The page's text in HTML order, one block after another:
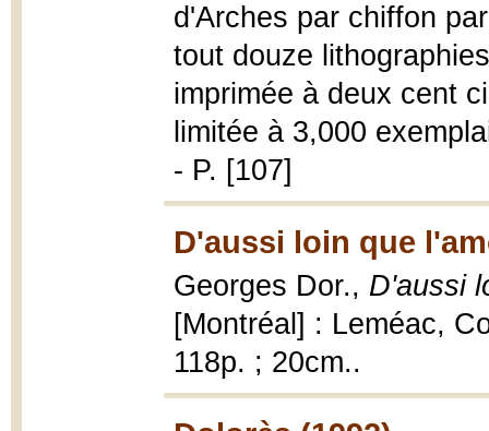
d'Arches par chiffon
tout douze
imprimée à deux cent
limitée à 3,000
- P. [107]
D'aussi loin que
Georges Dor., D'aussi
[Montréal] : Leméac,
118p. ; 20cm..